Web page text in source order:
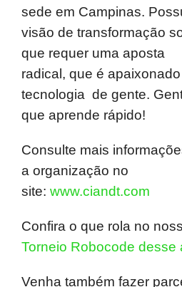
sede em Campinas.
visão de transformação
que requer uma aposta
radical, que é
tecnologia de gente.
que aprende rápido!
Consulte mais
a organização no
site: www.ciandt.com
Confira o que rola no
Torneio Robocode desse
Venha também fazer